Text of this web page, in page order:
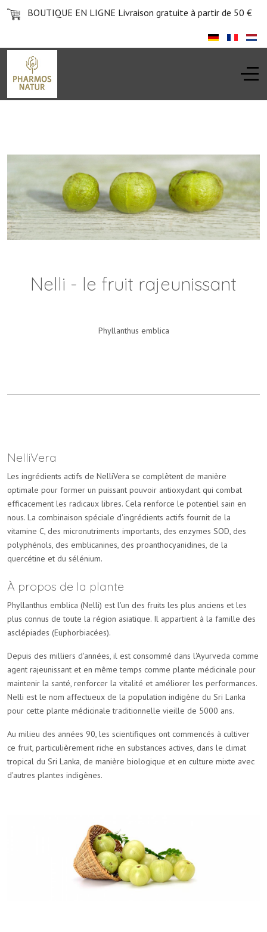
BOUTIQUE EN LIGNE Livraison gratuite à partir de 50 €
Nelli - le fruit rajeunissant
Phyllanthus emblica
NelliVera
Les ingrédients actifs de NelliVera se complètent de manière
optimale pour former un puissant pouvoir antioxydant qui combat
efficacement les radicaux libres. Cela renforce le potentiel sain en
nous. La combinaison spéciale d'ingrédients actifs fournit de la
vitamine C, des micronutriments importants, des enzymes SOD, des
polyphénols, des emblicanines, des proanthocyanidines, de la
quercétine et du sélénium.
À propos de la plante
Phyllanthus emblica (Nelli) est l'un des fruits les plus anciens et les
plus connus de toute la région asiatique. Il appartient à la famille des
asclépiades (Euphorbiacées).
Depuis des milliers d'années, il est consommé dans l'Ayurveda comme
agent rajeunissant et en même temps comme plante médicinale pour
maintenir la santé, renforcer la vitalité et améliorer les performances.
Nelli est le nom affectueux de la population indigène du Sri Lanka
pour cette plante médicinale traditionnelle vieille de 5000 ans.
Au milieu des années 90, les scientifiques ont commencés à cultiver
ce fruit, particulièrement riche en substances actives, dans le climat
tropical du Sri Lanka, de manière biologique et en culture mixte avec
d'autres plantes indigènes.